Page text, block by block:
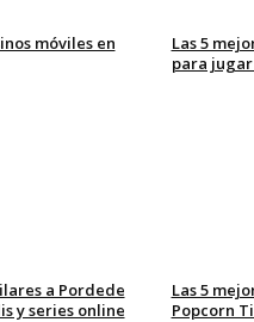
móviles en
Las 5
para
a Pordede
y series online
Las 5
Popcorn